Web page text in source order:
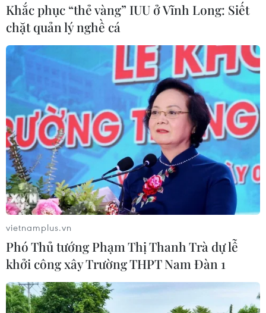
điểm nóng của virus Tây
06/08/2026 13:24
tích cực từ thử nghiệm
điều trị Ebola tại Congo
04/08/2026 22:42
Báo động xu hướng gia
tăng người trẻ mắc ung
thư
04/08/2026 14:10
Mỹ ghi nhận ca tử vong
đầu tiên trong mùa dịch
cyclosporiasis
Khắc phục “thẻ vàng” IUU ở Vĩnh Long: Siết
chặt quản lý nghề cá
vietnamplus.vn
Phó Thủ tướng Phạm Thị Thanh Trà dự lễ
khởi công xây Trường THPT Nam Đàn 1